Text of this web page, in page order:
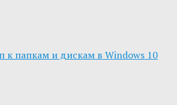
к папкам и дискам в Windows 10